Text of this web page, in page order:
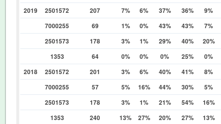
2019
2501572 207 7% 6% 37% 36%
9%
7000255
69 1% 0% 43% 43%
7%
2501573
178 3% 1% 29% 40%
20%
1353
64 0% 0% 0% 25%
0%
2018
2501572 201 3% 6% 40% 41%
8%
7000255
57 5% 16% 44% 30%
5%
2501573
178 3% 1% 21% 54%
16%
1353
240 13% 27% 20% 27%
13%